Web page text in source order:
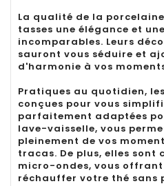
La qualité de la
tasses une élégance et
incomparables. Leurs
sauront vous séduire et
d'harmonie à vos
Pratiques au quotidien,
conçues pour vous
parfaitement adaptées
lave-vaisselle, vous
pleinement de vos
tracas. De plus, elles sont
micro-ondes, vous
réchauffer votre thé sans